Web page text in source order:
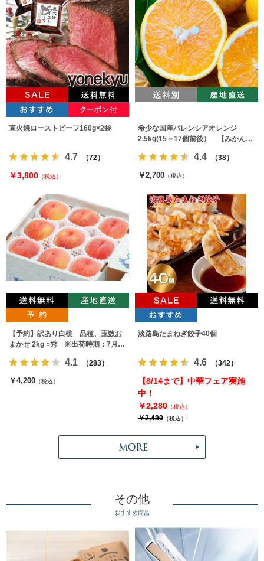
直火焼ローストビーフ160g×2袋
4.7 （72）
￥3,800 （税込）
希少な国産バレンシアオレンジ
2.5kg(15～17個前後） 【みかんの
4.4 （38）
￥2,700 （税込）
【予約】訳あり白桃 品種、玉数お
まかせ 2kg ○秀 ※出荷時期：7月下
4.1 （283）
￥4,200 （税込）
淡路島たまねぎ餃子40個
4.6 （342）
【8/14まで】中華フェア実施
中！
￥2,280 （税込）
￥2,480（税込）
その他
おすすめ商品